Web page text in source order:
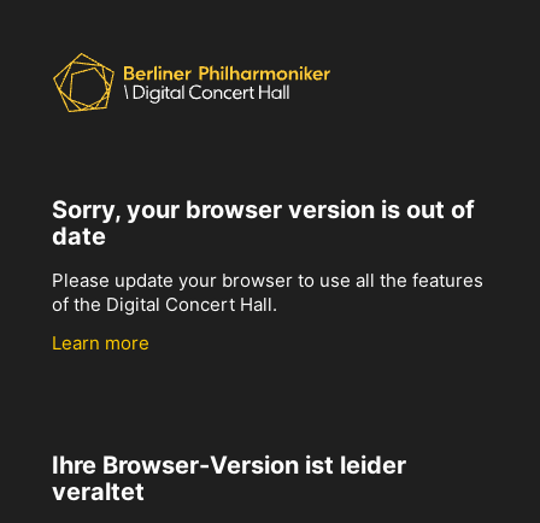
Sorry, your browser version is out of
date
Please update your browser to use all the features
of the Digital Concert Hall.
Learn more
Ihre Browser-Version ist leider
veraltet